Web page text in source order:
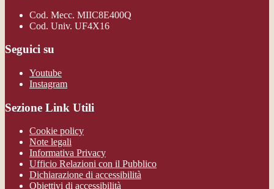
Cod. Mecc. MIIC8E400Q
Cod. Univ. UF4X16
Seguici su
Youtube
Instagram
Sezione Link Utili
Cookie policy
Note legali
Informativa Privacy
Ufficio Relazioni con il Pubblico
Dichiarazione di accessibilità
Obiettivi di accessibilità